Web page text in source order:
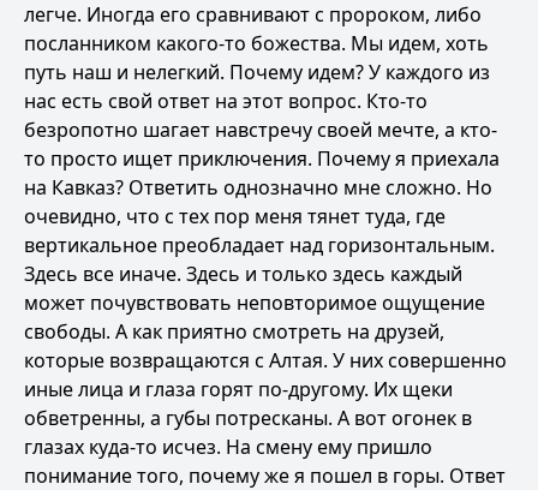
легче. Иногда его сравнивают с пророком, либо
посланником какого-то божества. Мы идем, хоть
путь наш и нелегкий. Почему идем? У каждого из
нас есть свой ответ на этот вопрос. Кто-то
безропотно шагает навстречу своей мечте, а кто-
то просто ищет приключения. Почему я приехала
на Кавказ? Ответить однозначно мне сложно. Но
очевидно, что с тех пор меня тянет туда, где
вертикальное преобладает над горизонтальным.
Здесь все иначе. Здесь и только здесь каждый
может почувствовать неповторимое ощущение
свободы. А как приятно смотреть на друзей,
которые возвращаются с Алтая. У них совершенно
иные лица и глаза горят по-другому. Их щеки
обветренны, а губы потресканы. А вот огонек в
глазах куда-то исчез. На смену ему пришло
понимание того, почему же я пошел в горы. Ответ